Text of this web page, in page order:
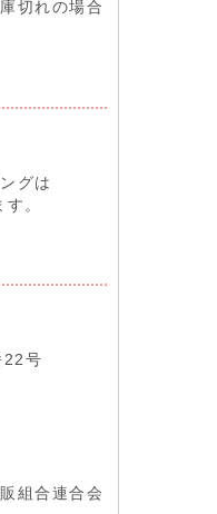
切れの場合
グは
。
号
組合連合会